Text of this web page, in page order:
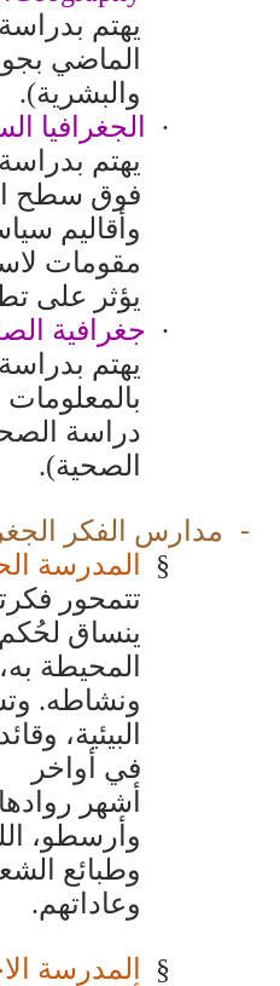
يهتم
الماضي
والبشرية).
·
الجغرافيا
يهتم
فوق سطح
وأقاليم
مقومات
يؤثر على
·
جغرافية
يهتم
دراسة
الصحية).
مدارس الفكر
§
المدرسة
تتمحور
ينساق لحُكم
المحيطة
ونشاطه.
البيئية،
في أواخر
أشهر
وأرسطو،
وطبائع
وعاداتهم.
§
المدرسة